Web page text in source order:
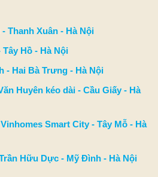
Thanh Xuân - Hà Nội
Hồ - Hà Nội
- Hai Bà Trưng - Hà Nội
Huyên kéo dài - Cầu Giấy - Hà
Vinhomes Smart City - Tây Mỗ - Hà
Hữu Dực - Mỹ Đình - Hà Nội